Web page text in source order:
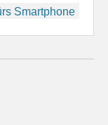
Smartphone